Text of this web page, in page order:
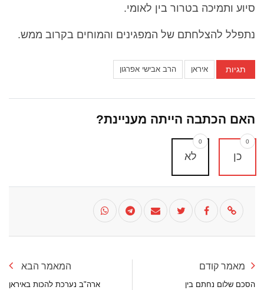
סיוע ותמיכה בטרור בין לאומי.
נתפלל להצלחתם של המפגינים והמוחים בקרוב ממש.
תגיות איראן הרב אבישי אפרגון
האם הכתבה הייתה מעניינת?
כן
0
לא
0
מאמר קודם
הסכם שלום נחתם בין
המאמר הבא
ארה"ב נערכת להכות באיראן